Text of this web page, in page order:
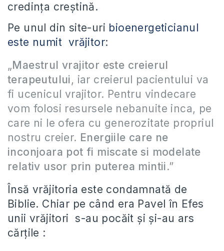
credinţa creştină.
Pe unul din site-uri bioenergeticianul
este numit vrăjitor:
„Maestrul vrajitor este creierul
terapeutului, iar creierul pacientului va
fi ucenicul vrajitor. Pentru vindecare
vom folosi resursele nebanuite inca, pe
care ni le ofera cu generozitate propriul
nostru creier. Energiile care ne
inconjoara pot fi miscate si modelate
relativ usor prin puterea mintii.”
Însă vrăjitoria este condamnată de
Biblie. Chiar pe când era Pavel în Efes
unii vrăjitori s-au pocăit şi şi-au ars
cărţile :